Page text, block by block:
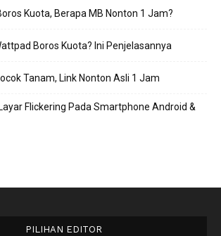
Kuota, Berapa MB Nonton 1 Jam?
Boros Kuota? Ini Penjelasannya
Tanam, Link Nonton Asli 1 Jam
Flickering Pada Smartphone Android &
PILIHAN EDITOR